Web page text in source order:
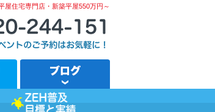
屋住宅専門店・新築平屋550万円～